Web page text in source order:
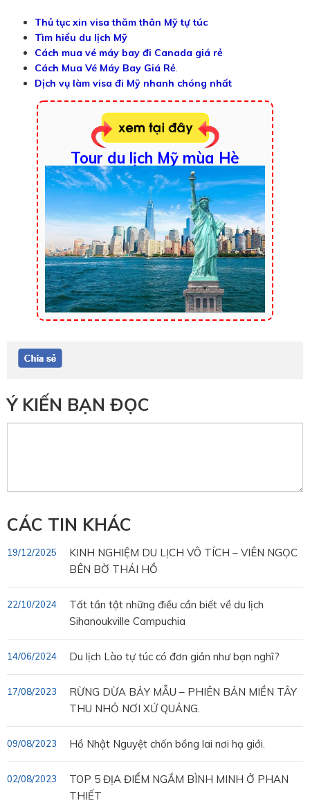
Thủ tục xin visa thăm thân Mỹ tự túc
Tìm hiểu du lịch Mỹ
Cách mua vé máy bay đi Canada giá rẻ
Cách Mua Vé Máy Bay Giá Rẻ
Dịch vụ làm visa đi Mỹ nhanh chóng nhất
Tour du lịch Mỹ mùa Hè
Ý KIẾN BẠN ĐỌC
CÁC TIN KHÁC
KINH NGHIỆM DU LỊCH VÔ TÍCH – VIÊN NGỌC
BÊN BỜ THÁI HỒ
19/12/2025
Tất tần tật những điều cần biết về du lịch
Sihanoukville Campuchia
22/10/2024
Du lịch Lào tự túc có đơn giản như bạn nghĩ?
14/06/2024
RỪNG DỪA BẢY MẪU – PHIÊN BẢN MIỀN TÂY
THU NHỎ NƠI XỨ QUẢNG.
17/08/2023
Hồ Nhật Nguyệt chốn bồng lai nơi hạ giới.
09/08/2023
TOP 5 ĐỊA ĐIỂM NGẮM BÌNH MINH Ở PHAN
THIẾT
02/08/2023